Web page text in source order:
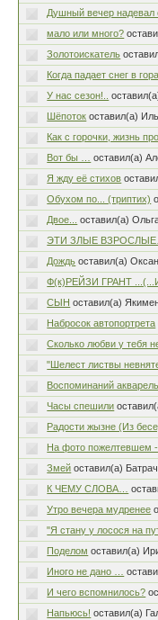
Душный вечер надевал
мало или много?
Золотоискатель
Когда падает снег в
У нас сезон!..
Шёпоток оставил(а)
Как с горочки, жизнь
Вот бы …
оставил(а)
Я жду её стихов
Обухом по... (триптих)
Двое...
оставил(а)
ЭТИ ЗЛЫЕ
Дождь оставил(а)
Ф(к)РЕЙЗИ ГРАНТ
СЫН оставил(а)
Набросок автопортрета
Сколько любви у тебя
"Шелест листвы
Воспоминаний акварель
Часы спешили
Радости жызне (Из
На фото пожелтевшем -
Змей оставил(а)
К ЧЕМУ СЛОВА…
Утро вечера мудренее
"Я стану у лосося на
Поделом оставил(а)
Иного не дано …
И чего вспомнилось?
Напьюсь! оставил(а)